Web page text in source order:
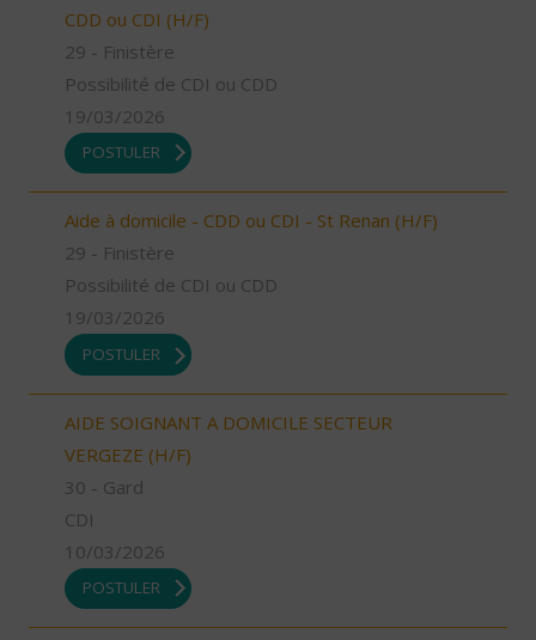
CDD ou CDI (H/F)
29 - Finistère
Possibilité de CDI ou CDD
19/03/2026
POSTULER
Aide à domicile - CDD ou CDI - St Renan (H/F)
29 - Finistère
Possibilité de CDI ou CDD
19/03/2026
POSTULER
AIDE SOIGNANT A DOMICILE SECTEUR
VERGEZE (H/F)
30 - Gard
CDI
10/03/2026
POSTULER